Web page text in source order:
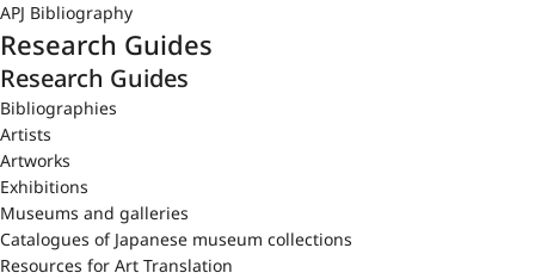
APJ Bibliography
Research Guides
Research Guides
Bibliographies
Artists
Artworks
Exhibitions
Museums and galleries
Catalogues of Japanese museum collections
Resources for Art Translation